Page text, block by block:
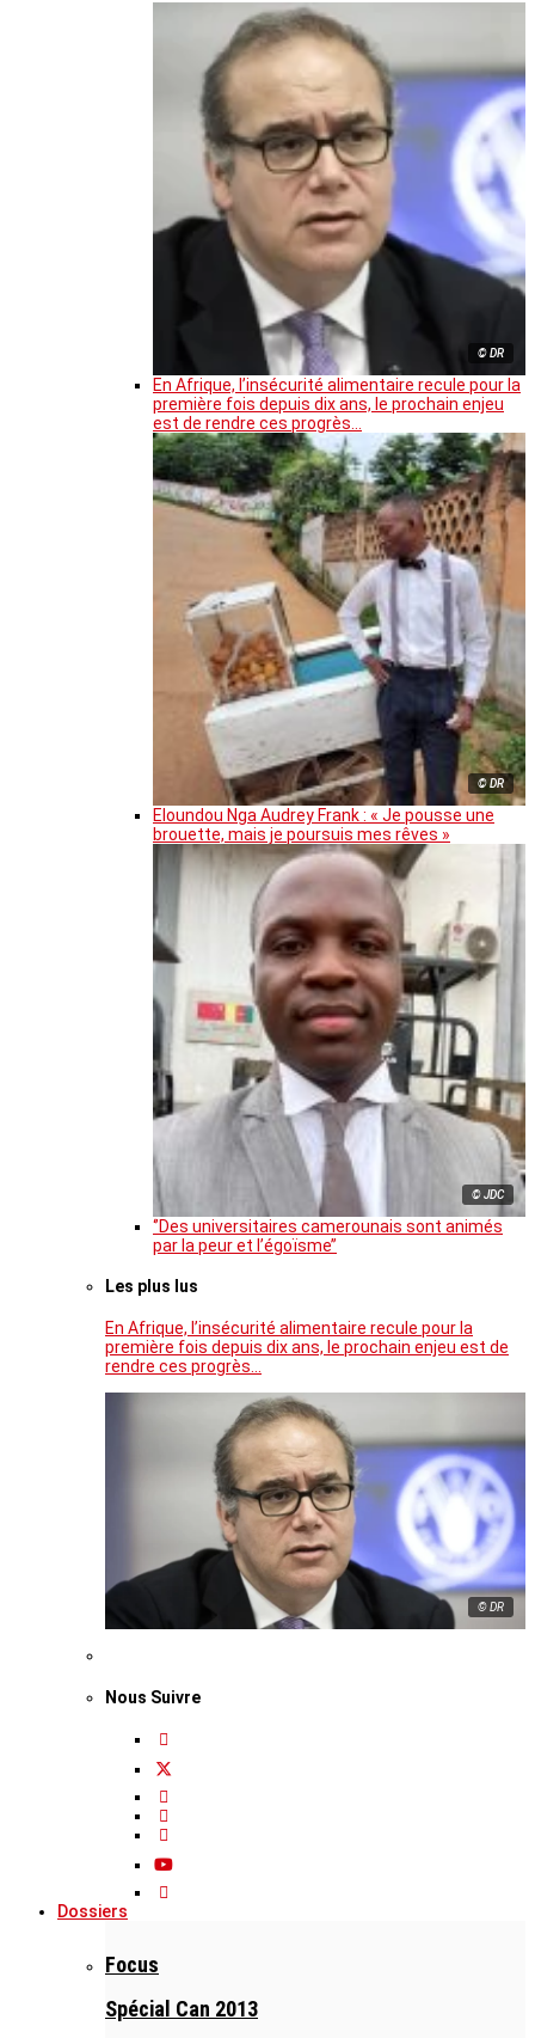
© DR
En Afrique, l’insécurité alimentaire recule pour la
première fois depuis dix ans, le prochain enjeu
est de rendre ces progrès…
© DR
Eloundou Nga Audrey Frank : « Je pousse une
brouette, mais je poursuis mes rêves »
© JDC
‘’Des universitaires camerounais sont animés
par la peur et l’égoïsme’’
Les plus lus
En Afrique, l’insécurité alimentaire recule pour la
première fois depuis dix ans, le prochain enjeu est de
rendre ces progrès…
© DR
Nous Suivre
Dossiers
Focus
Spécial Can 2013